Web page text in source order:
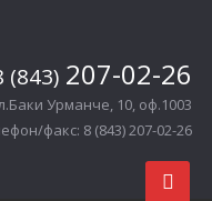
(843) 207-02-26
Урманче, 10, оф.1003
факс: 8 (843) 207-02-26